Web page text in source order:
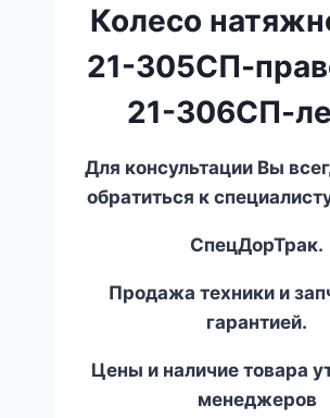
Колесо
21-305СП-
21-306СП-
Для консультации Вы
обратиться к
СпецДорТрак.
Продажа техники и
гарантией.
Цены и наличие товара
менеджеров